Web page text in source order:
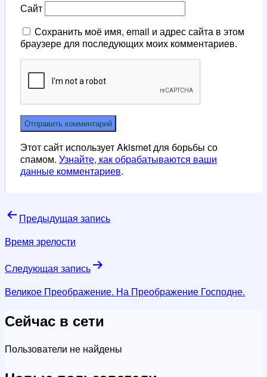
Сайт
Сохранить моё имя, email и адрес сайта в этом
браузере для последующих моих комментариев.
Этот сайт использует Akismet для борьбы со
спамом. Узнайте, как обрабатываются ваши
данные комментариев.
Навигация
по
Предыдущая запись
Время зрелости
Следующая запись
Великое Преображение. На Преображение Господне.
Сейчас в сети
Пользователи не найдены